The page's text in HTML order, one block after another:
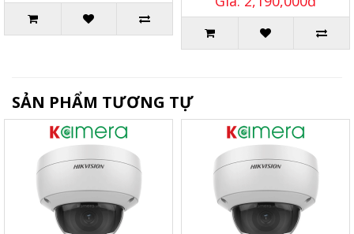
SẢN PHẨM TƯƠNG TỰ